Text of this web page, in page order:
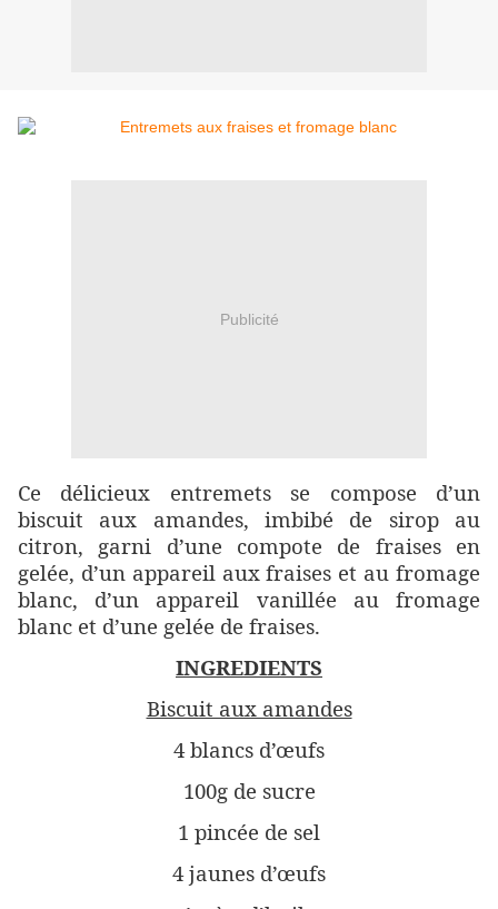
Publicité
Ce délicieux entremets se compose d’un
biscuit aux amandes, imbibé de sirop au
citron, garni d’une compote de fraises en
gelée, d’un appareil aux fraises et au fromage
blanc, d’un appareil vanillée au fromage
blanc et d’une gelée de fraises.
INGREDIENTS
Biscuit aux amandes
4 blancs d’œufs
100g de sucre
1 pincée de sel
4 jaunes d’œufs